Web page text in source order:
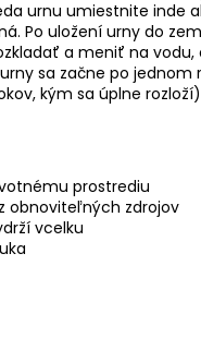
urnu umiestnite inde
Po uložení urny do
a meniť na vodu,
sa začne po jednom
kým sa úplne
prostrediu
obnoviteľných zdrojov
vcelku